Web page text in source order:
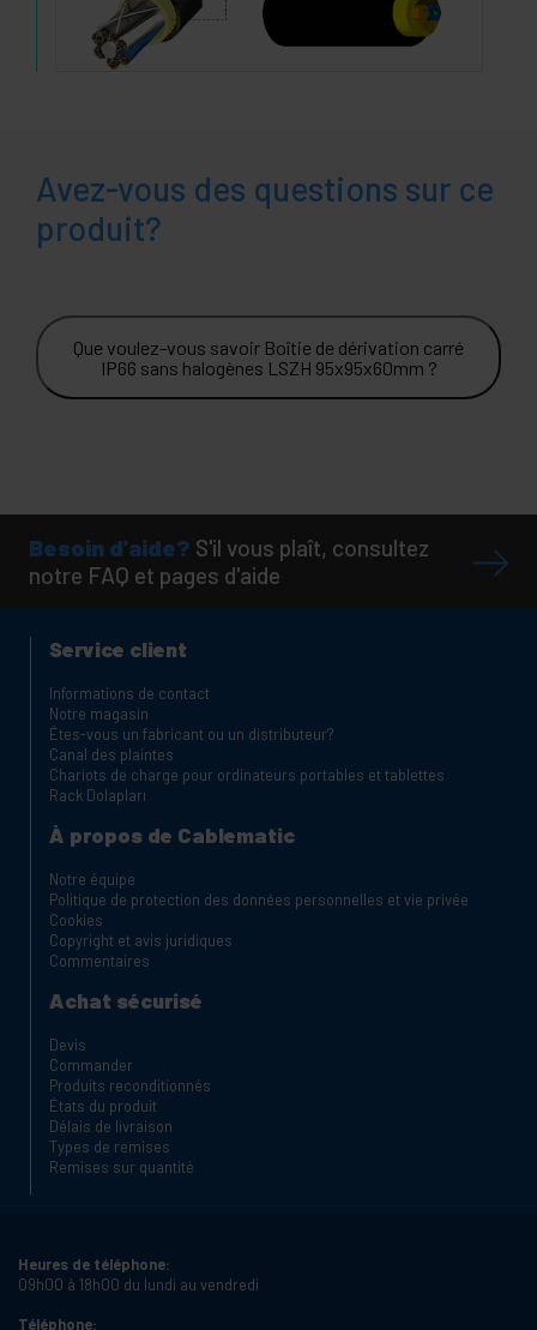
Avez-vous des questions sur ce
produit?
Que voulez-vous savoir Boîtie de dérivation carré
IP66 sans halogènes LSZH 95x95x60mm ?
Besoin d'aide? S'il vous plaît, consultez
notre FAQ et pages d'aide
Service client
Informations de contact
Notre magasin
Êtes-vous un fabricant ou un distributeur?
Canal des plaintes
Chariots de charge pour ordinateurs portables et tablettes
Rack Dolapları
À propos de Cablematic
Notre équipe
Politique de protection des données personnelles et vie privée
Cookies
Copyright et avis juridiques
Commentaires
Achat sécurisé
Devis
Commander
Produits reconditionnés
États du produit
Délais de livraison
Types de remises
Remises sur quantité
Heures de téléphone:
09h00 à 18h00 du lundi au vendredi
Téléphone: